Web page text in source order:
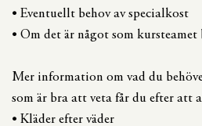
• Eventuellt behov av specialkost
• Om det är något som
Mer information om vad du
som är bra att veta får du efter att
• Kläder efter väder